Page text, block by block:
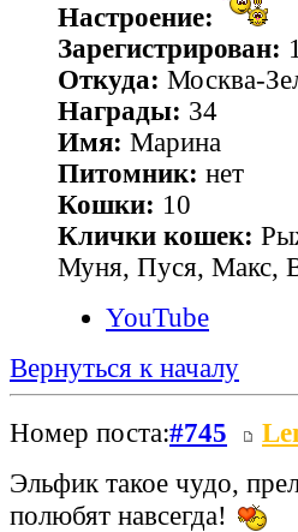
Настроение:
Зарегистрирован:
Откуда: Москва-
Награды: 34
Имя: Марина
Питомник: нет
Кошки: 10
Клички кошек:
Муня, Пуся, Макс,
YouTube
Вернуться к началу
Номер поста:#745
Эльфик такое чудо,
полюбят навсегда!